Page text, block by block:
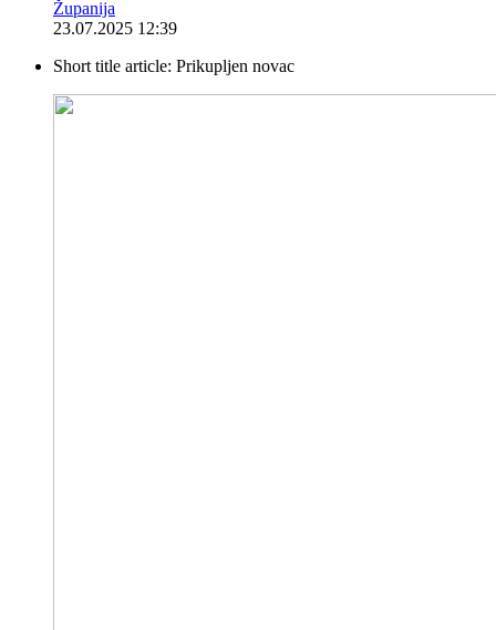
Županija
23.07.2025 12:39
Short title article: Prikupljen novac